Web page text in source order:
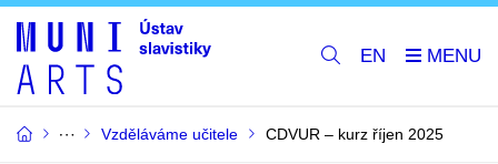
EN
Vzděláváme učitele CDVUR – kurz říjen 2025